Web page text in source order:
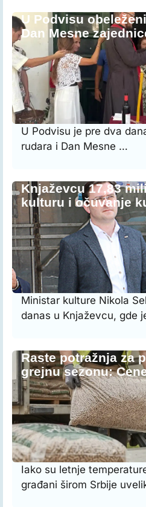
U Podvisu
Dan Mesne
U Podvisu je pre dva
rudara i Dan Mesne …
Knjaževcu 17,83
kulturu i očuvanje
Ministar kulture Nikola
danas u Knjaževcu, gde
Raste potražnja za
grejnu sezonu:
Iako su letnje
građani širom Srbije